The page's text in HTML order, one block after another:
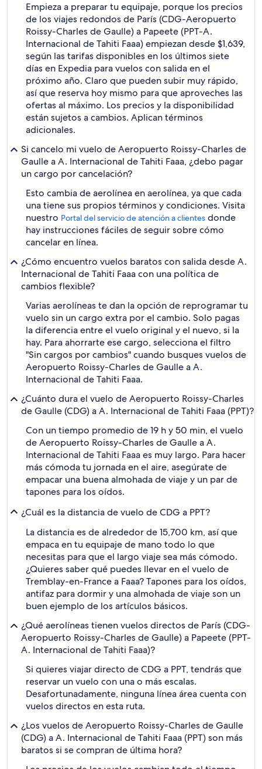
Empieza a preparar tu equipaje, porque los precios
de los viajes redondos de París (CDG-Aeropuerto
Roissy-Charles de Gaulle) a Papeete (PPT-A.
Internacional de Tahiti Faaa) empiezan desde $1,639,
según las tarifas disponibles en los últimos siete
días en Expedia para vuelos con salida en el
próximo año. Claro que pueden subir muy rápido,
así que reserva hoy mismo para que aproveches las
ofertas al máximo. Los precios y la disponibilidad
están sujetos a cambios. Aplican términos
adicionales.
Si cancelo mi vuelo de Aeropuerto Roissy-Charles de
Gaulle a A. Internacional de Tahiti Faaa, ¿debo pagar
un cargo por cancelación?
Esto cambia de aerolínea en aerolínea, ya que cada
una tiene sus propios términos y condiciones. Visita
nuestro Portal del servicio de atención a clientes donde
hay instrucciones fáciles de seguir sobre cómo
cancelar en línea.
¿Cómo encuentro vuelos baratos con salida desde A.
Internacional de Tahiti Faaa con una política de
cambios flexible?
Varias aerolíneas te dan la opción de reprogramar tu
vuelo sin un cargo extra por el cambio. Solo pagas
la diferencia entre el vuelo original y el nuevo, si la
hay. Para ahorrarte ese cargo, selecciona el filtro
"Sin cargos por cambios" cuando busques vuelos de
Aeropuerto Roissy-Charles de Gaulle a A.
Internacional de Tahiti Faaa.
¿Cuánto dura el vuelo de Aeropuerto Roissy-Charles
de Gaulle (CDG) a A. Internacional de Tahiti Faaa (PPT)?
Con un tiempo promedio de 19 h y 50 min, el vuelo
de Aeropuerto Roissy-Charles de Gaulle a A.
Internacional de Tahiti Faaa es muy largo. Para hacer
más cómoda tu jornada en el aire, asegúrate de
empacar una buena almohada de viaje y un par de
tapones para los oídos.
¿Cuál es la distancia de vuelo de CDG a PPT?
La distancia es de alrededor de 15,700 km, así que
empaca en tu equipaje de mano todo lo que
necesitas para que el largo viaje sea más cómodo.
¿Quieres saber qué puedes llevar en el vuelo de
Tremblay-en-France a Faaa? Tapones para los oídos,
antifaz para dormir y una almohada de viaje son un
buen ejemplo de los artículos básicos.
¿Qué aerolíneas tienen vuelos directos de París (CDG-
Aeropuerto Roissy-Charles de Gaulle) a Papeete (PPT-
A. Internacional de Tahiti Faaa)?
Si quieres viajar directo de CDG a PPT, tendrás que
reservar un vuelo con una o más escalas.
Desafortunadamente, ninguna línea área cuenta con
vuelos directos en esta ruta.
¿Los vuelos de Aeropuerto Roissy-Charles de Gaulle
(CDG) a A. Internacional de Tahiti Faaa (PPT) son más
baratos si se compran de última hora?